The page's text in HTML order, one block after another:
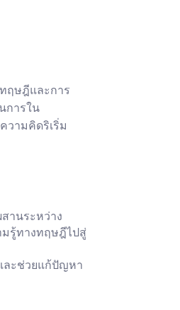
ฤษฎีและการ
การใน
วามคิดริเริ่ม
านระหว่าง
มรู้ทางทฤษฎีไปสู่
ละช่วยแก้ปัญหา